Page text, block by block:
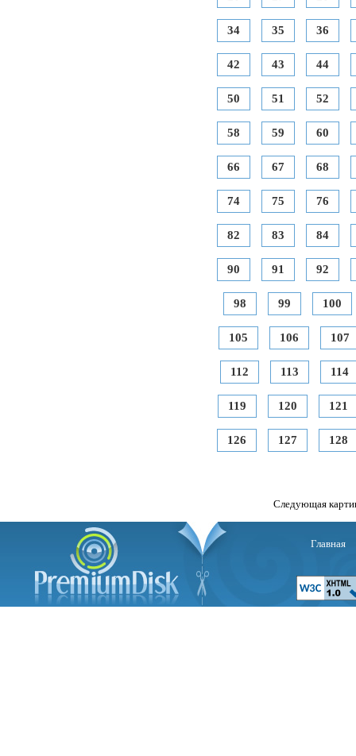
34 35 36
42 43 44
50 51 52
58 59 60
66 67 68
74 75 76
82 83 84
90 91 92
98 99 100
105 106 107
112 113 114
119 120 121
126 127 128
Следующая
Главная